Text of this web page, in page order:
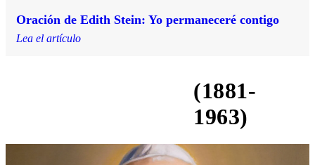
Oración de Edith Stein: Yo permaneceré contigo
Lea el artículo
(1881-
1963)